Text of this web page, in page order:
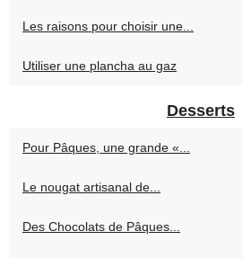
Les raisons pour choisir une...
Utiliser une plancha au gaz
Desserts
Pour Pâques, une grande «...
Le nougat artisanal de...
Des Chocolats de Pâques...